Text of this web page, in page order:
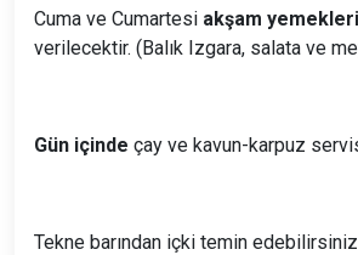
Cuma ve Cumartesi akşam yemekleri
verilecektir. (Balık Izgara, salata ve
Gün içinde çay ve kavun-karpuz
Tekne barından içki temin